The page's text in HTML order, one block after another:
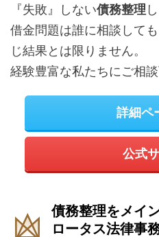
『失敗』しない債務整理
借金問題は誰に相談して
じ結果とは限りません。
経験豊富な私たちにご相談
詳細ペ
公式
債務整理をメイ
ロータス法律事